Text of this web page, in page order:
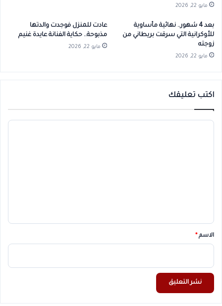
مايو 22, 2026
بعد 4 شهور.. نهائية مأساوية
للأوكرانية التي سرقت بريطاني من
زوجته
مايو 22, 2026
عادت للمنزل فوجدت والدتها
مذبوحة.. حكاية الفنانة عايدة غنيم
مايو 22, 2026
اكتب تعليقك
*
الاسم*